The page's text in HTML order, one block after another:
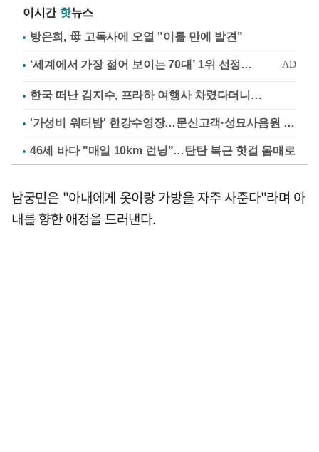
이시간 핫뉴스
방은희, 母 고독사에 오열 "이틀 만에 발견"
한국 떠난 김지수, 프라하 여행사 차렸다더니…
'가성비 워터밤' 한강수영장…문신고객·성묘사음원 민원
46세 바다 "매일 10km 런닝"…탄탄 복근 핫걸 몸매로
남궁민은 "아내에게 옷이랑 가방을 자주 사준다"라며 아
내를 향한 애정을 드러낸다.